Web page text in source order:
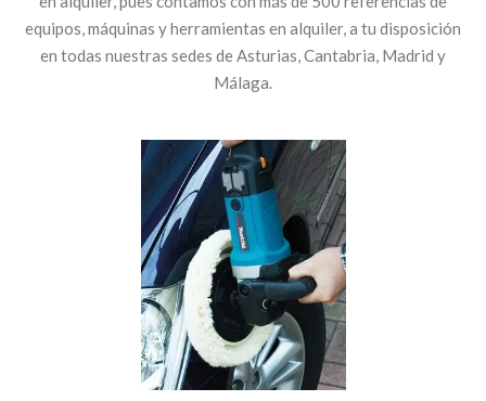
equipos, máquinas y herramientas en alquiler, a tu disposición
en todas nuestras sedes de Asturias, Cantabria, Madrid y
Málaga.